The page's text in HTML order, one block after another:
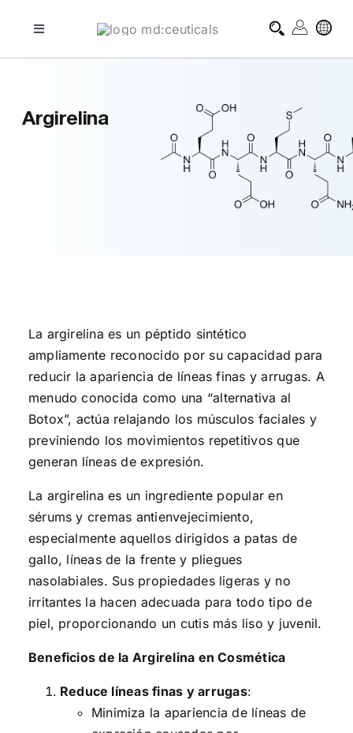
Toggle
tratamientos domiciliarios
Argirelina
La argirelina es un péptido sintético
ampliamente reconocido por su capacidad para
reducir la apariencia de líneas finas y arrugas. A
menudo conocida como una “alternativa al
Botox”, actúa relajando los músculos faciales y
previniendo los movimientos repetitivos que
generan líneas de expresión.
La argirelina es un ingrediente popular en
sérums y cremas antienvejecimiento,
especialmente aquellos dirigidos a patas de
gallo, líneas de la frente y pliegues
nasolabiales. Sus propiedades ligeras y no
irritantes la hacen adecuada para todo tipo de
piel, proporcionando un cutis más liso y juvenil.
Beneficios de la Argirelina en Cosmética
Reduce líneas finas y arrugas:
Minimiza la apariencia de líneas de